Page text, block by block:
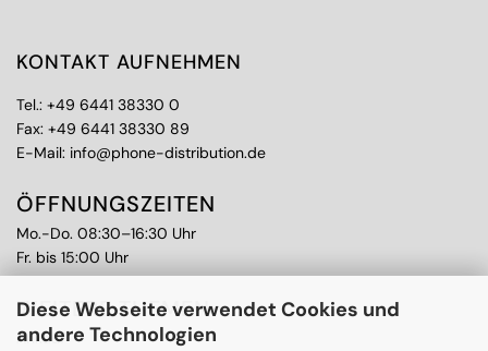
Diese Webseite verwendet Cookies und
andere Technologien
KONTAKT AUFNEHMEN
Tel.: +49 6441 38330 0
Fax: +49 6441 38330 89
E-Mail: info@phone-distribution.de
ÖFFNUNGSZEITEN
Mo.-Do. 08:30–16:30 Uhr
Fr. bis 15:00 Uhr
WEITERE THEMEN
Ankauf